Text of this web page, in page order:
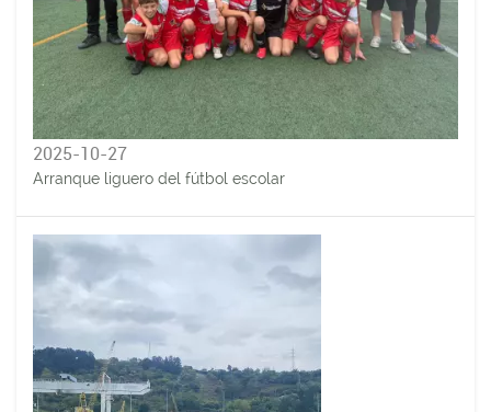
2025-10-27
Arranque liguero del fútbol escolar